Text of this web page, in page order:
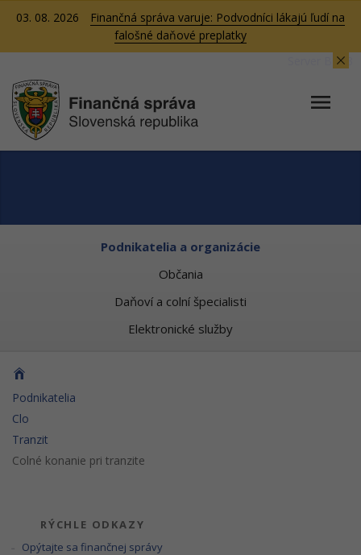
03. 08. 2026
Finančná správa varuje: Podvodníci lákajú ľudí na
falošné daňové preplatky
Server BB03
Podnikatelia a organizácie
Občania
Daňoví a colní špecialisti
Elektronické služby
Podnikatelia
Clo
Tranzit
Colné konanie pri tranzite
RÝCHLE ODKAZY
Opýtajte sa finančnej správy